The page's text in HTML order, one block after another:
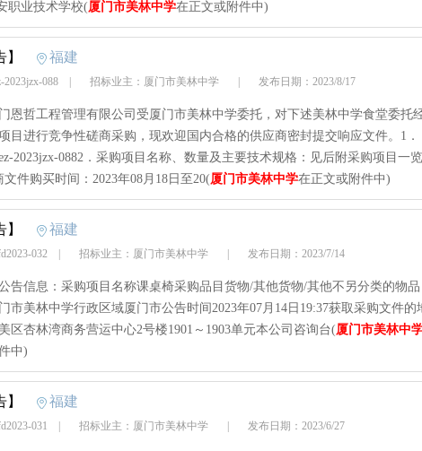
职业技术学校(厦门市美林中学在正文或附件中)
福建
2023jzx-088 招标业主：厦门市美林中学 发布日期：2023/8/17
恩哲工程管理有限公司受厦门市美林中学委托，对下述美林中学食堂委托
目进行竞争性磋商采购，现欢迎国内合格的供应商密封提交响应文件。1．
2023jzx-0882．采购项目名称、数量及主要技术规格：见后附采购项目一览
件购买时间：2023年08月18日至20(厦门市美林中学在正文或附件中)
福建
032 招标业主：厦门市美林中学 发布日期：2023/7/14
告信息：采购项目名称课桌椅采购品目货物/其他货物/其他不另分类的物品
市美林中学行政区域厦门市公告时间2023年07月14日19:37获取采购文件的
区杏林湾商务营运中心2号楼1901～1903单元本公司咨询台(厦门市美林中
中)
福建
031 招标业主：厦门市美林中学 发布日期：2023/6/27